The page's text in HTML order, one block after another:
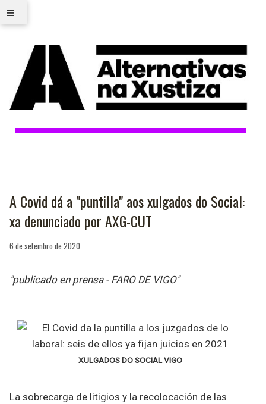
≡
A Covid dá a "puntilla" aos xulgados do Social:
xa denunciado por AXG-CUT
6 de setembro de 2020
"publicado en prensa - FARO DE VIGO"
XULGADOS DO SOCIAL VIGO
La sobrecarga de litigios y la recolocación de las